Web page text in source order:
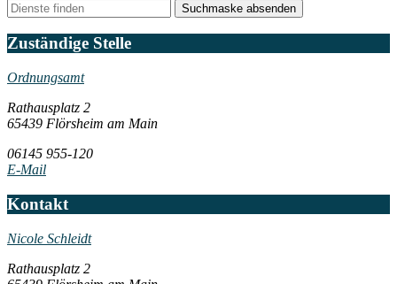
Suchmaske absenden
Zuständige Stelle
Ordnungsamt
Rathausplatz 2
65439 Flörsheim am Main
06145 955-120
E-Mail
Kontakt
Nicole Schleidt
Rathausplatz 2